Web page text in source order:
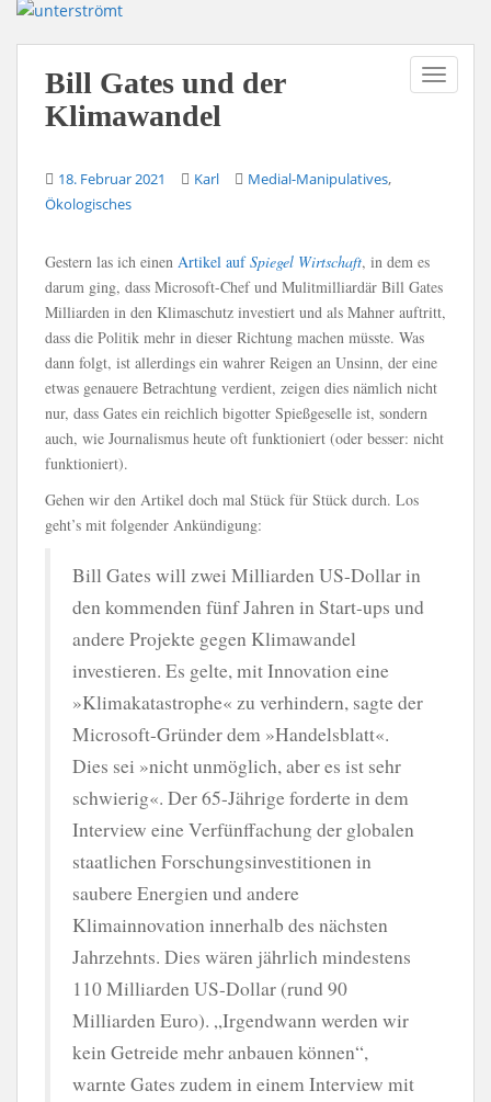
Bill Gates und der
Klimawandel
18. Februar 2021 Karl Medial-Manipulatives,
Ökologisches
Gestern las ich einen Artikel aufSpiegel Wirtschaft, in dem es
darum ging, dass Microsoft-Chef und Mulitmilliardär Bill Gates
Milliarden in den Klimaschutz investiert und als Mahner auftritt,
dass die Politik mehr in dieser Richtung machen müsste. Was
dann folgt, ist allerdings ein wahrer Reigen an Unsinn, der eine
etwas genauere Betrachtung verdient, zeigen dies nämlich nicht
nur, dass Gates ein reichlich bigotter Spießgeselle ist, sondern
auch, wie Journalismus heute oft funktioniert (oder besser: nicht
funktioniert).
Gehen wir den Artikel doch mal Stück für Stück durch. Los
geht’s mit folgender Ankündigung:
Bill Gates will zwei Milliarden US-Dollar in
den kommenden fünf Jahren in Start-ups und
andere Projekte gegen Klimawandel
investieren. Es gelte, mit Innovation eine
»Klimakatastrophe« zu verhindern, sagte der
Microsoft-Gründer dem »Handelsblatt«.
Dies sei »nicht unmöglich, aber es ist sehr
schwierig«. Der 65-Jährige forderte in dem
Interview eine Verfünffachung der globalen
staatlichen Forschungsinvestitionen in
saubere Energien und andere
Klimainnovation innerhalb des nächsten
Jahrzehnts. Dies wären jährlich mindestens
110 Milliarden US-Dollar (rund 90
Milliarden Euro). „Irgendwann werden wir
kein Getreide mehr anbauen können“,
warnte Gates zudem in einem Interview mit